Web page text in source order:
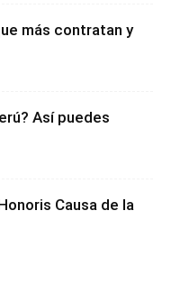
más contratan y
Así puedes
Causa de la